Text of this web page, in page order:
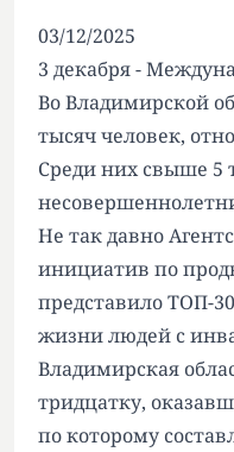
03/12/2025
3 декабря -
Во Владимирской
тысяч человек,
Среди них свыше 5
Не так давно
инициатив по
представило ТОП-
жизни людей с
Владимирская
тридцатку,
по которому